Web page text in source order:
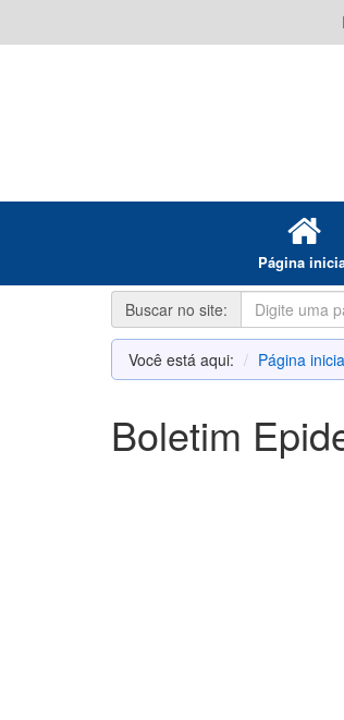
Página
Buscar no site:
Você está aqui: Página
Boletim